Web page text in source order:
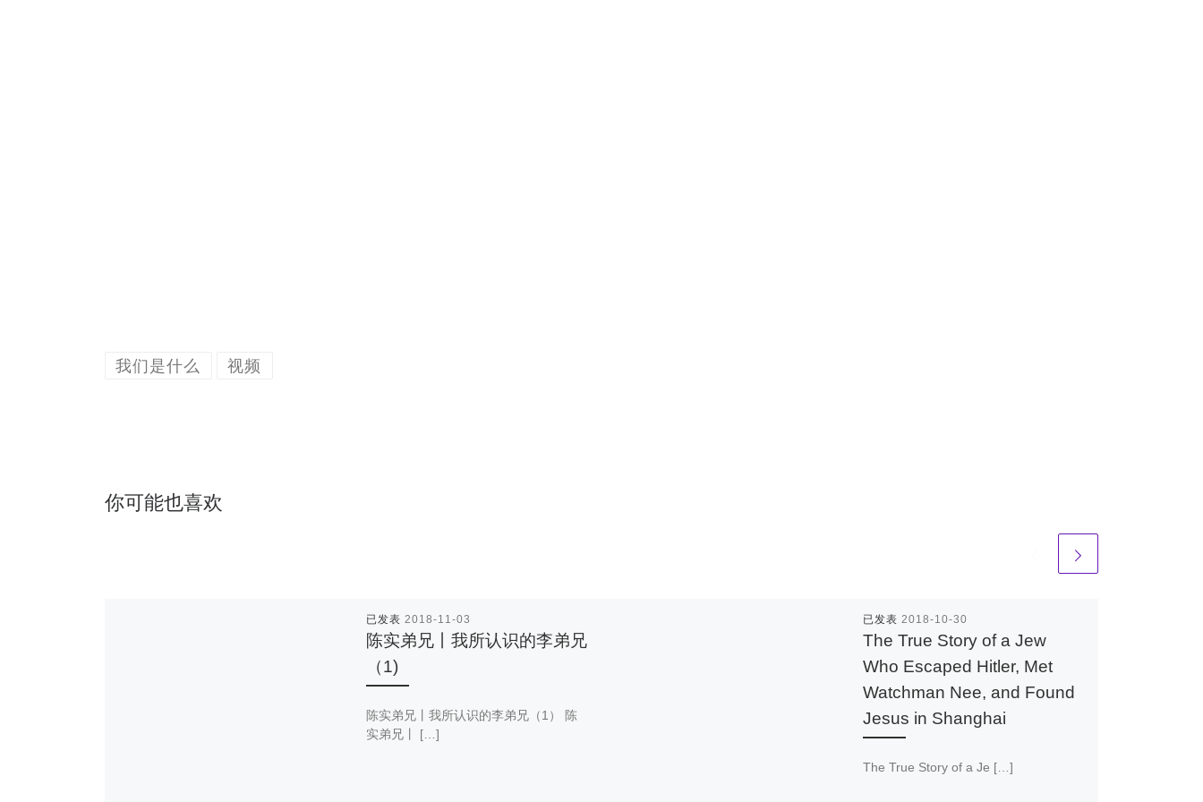
我们是什么 视频
你可能也喜欢
已发表 2018-11-03
陈实弟兄丨我所认识的李弟兄
（1)
陈实弟兄丨我所认识的李弟兄（1） 陈
实弟兄丨 […]
已发表 2018-10-30
The True Story of a Jew
Who Escaped Hitler, Met
Watchman Nee, and Found
Jesus in Shanghai
The True Story of a Je […]